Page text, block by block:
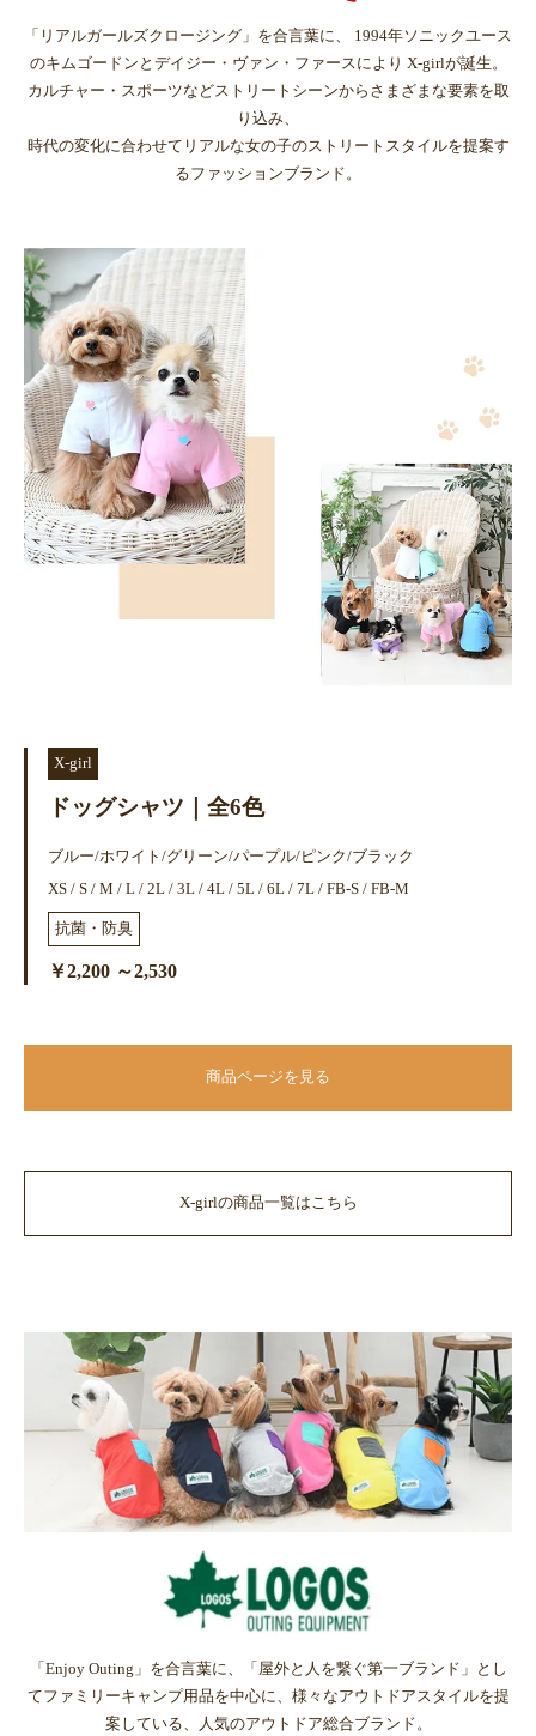
「リアルガールズクロージング」を合言葉に、 1994年ソニックユース
のキムゴードンとデイジー・ヴァン・ファースにより X-girlが誕生。
カルチャー・スポーツなどストリートシーンからさまざまな要素を取
り込み、
時代の変化に合わせてリアルな女の子のストリートスタイルを提案す
るファッションブランド。
X-girl
ドッグシャツ｜全6色
ブルー/ホワイト/グリーン/パープル/ピンク/ブラック
XS / S / M / L / 2L / 3L / 4L / 5L / 6L / 7L / FB-S / FB-M
抗菌・防臭
￥2,200 ～2,530
商品ページを見る
X-girlの商品一覧はこちら
「Enjoy Outing」を合言葉に、「屋外と人を繋ぐ第一ブランド」とし
てファミリーキャンプ用品を中心に、様々なアウトドアスタイルを提
案している、人気のアウトドア総合ブランド。